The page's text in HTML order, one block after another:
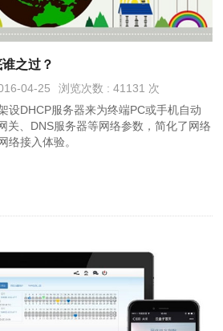
之过？
04-25
浏览次数 : 41131 次
设DHCP服务器来为终端PC或手机自动
关、DNS服务器等网络参数，简化了网络
络接入体验。